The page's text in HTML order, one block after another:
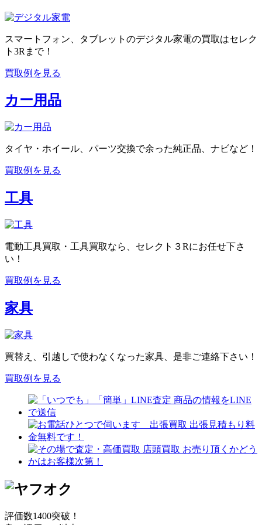
スマートフォン、タブレットのデジタル家電の買取はセレク
ト3Rまで！
買取例を見る
カー用品
タイヤ・ホイール、パーツ交換で余った純正品、ナビなど！
買取例を見る
工具
電動工具買取・工具買取なら、セレクト３Rにお任せ下さ
い！
買取例を見る
家具
買替え、引越しで使わなくなった家具、是非ご連絡下さい！
買取例を見る
評価数1400突破！